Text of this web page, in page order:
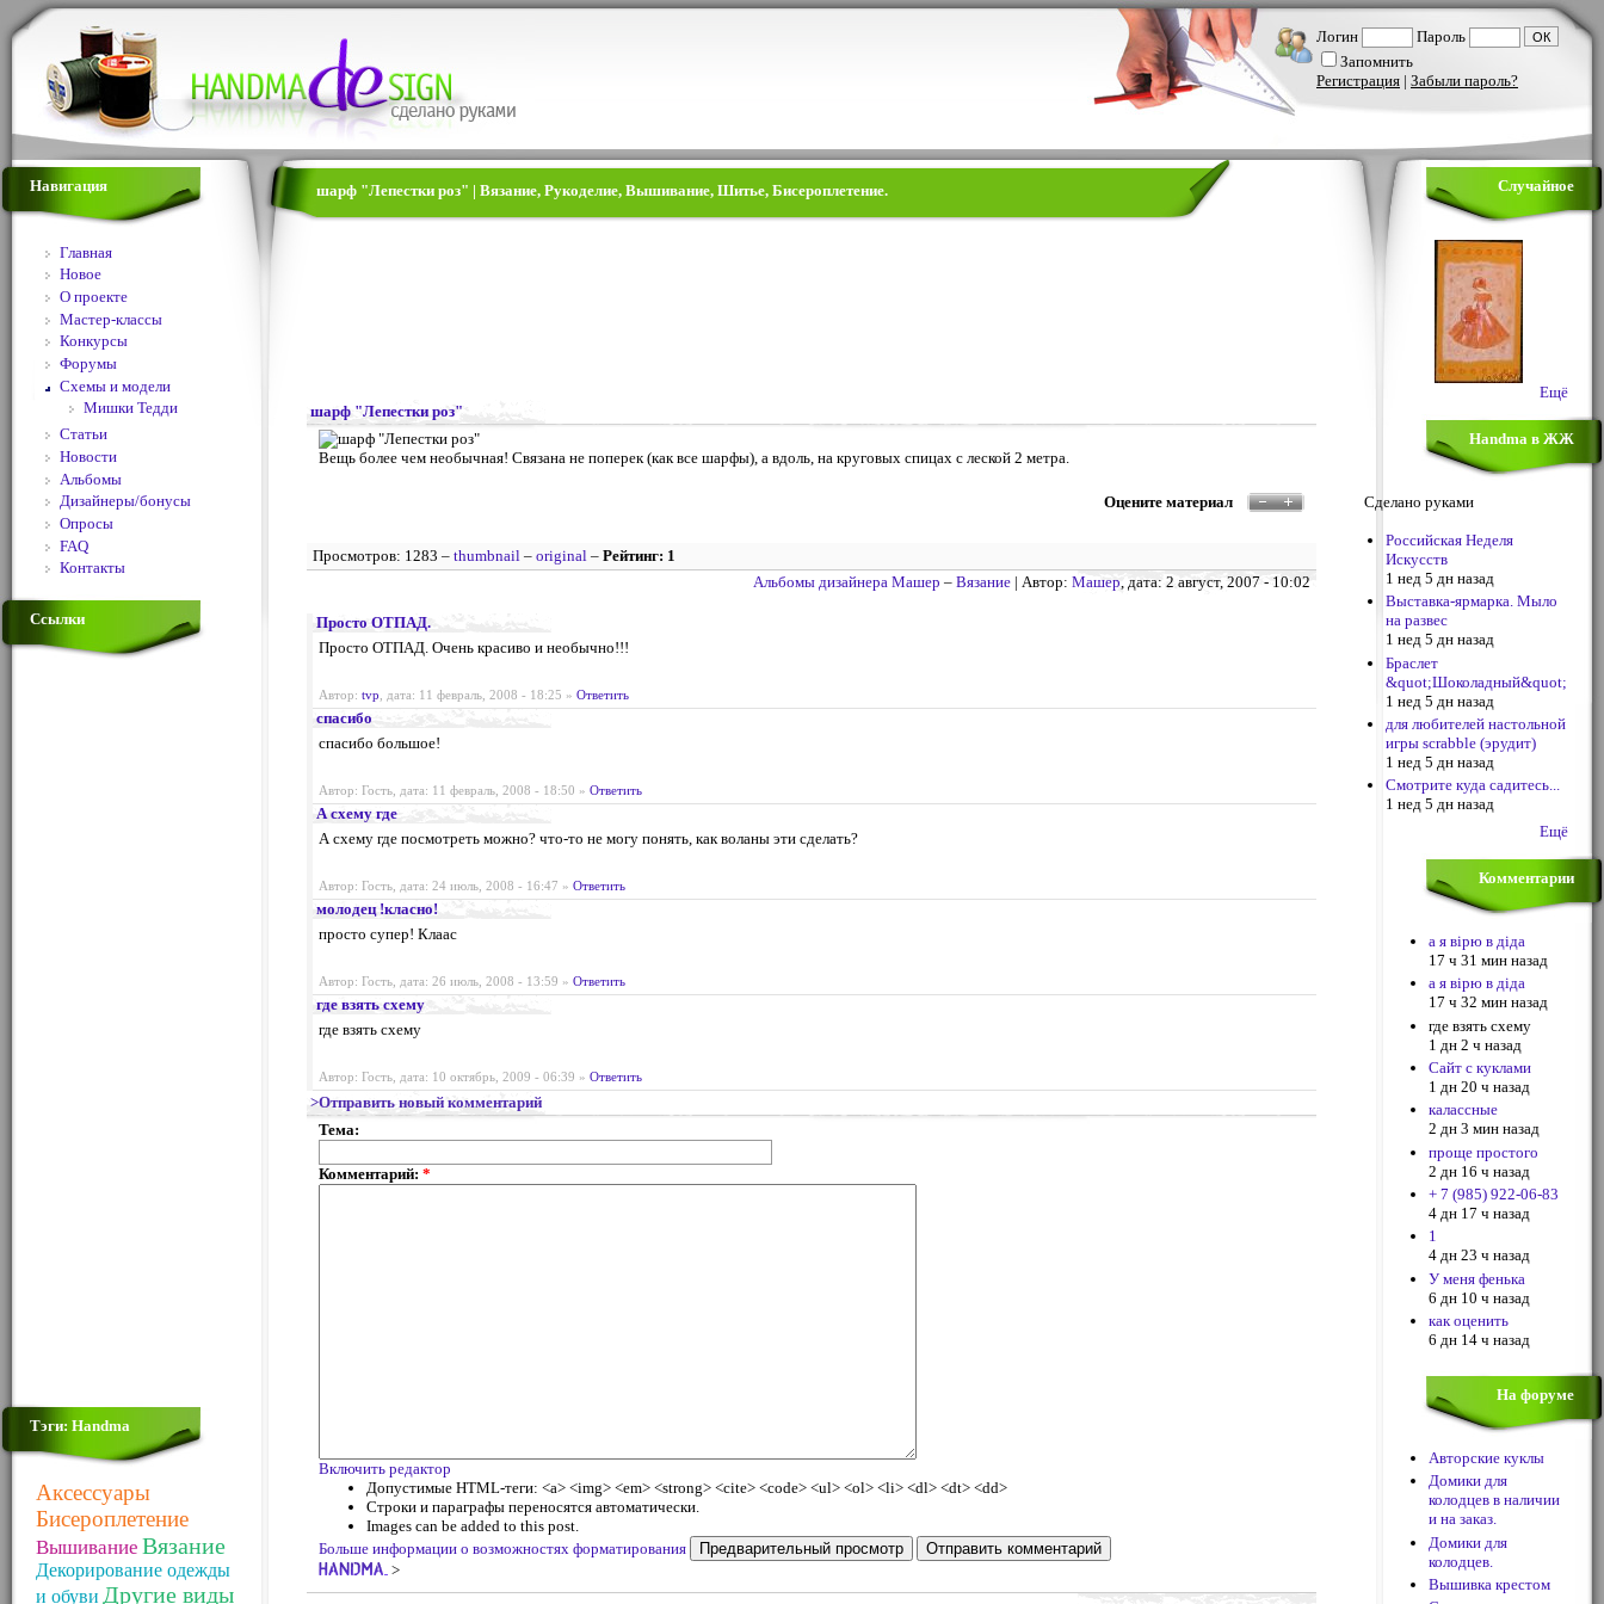
Логин
Пароль
Запомнить
Регистрация | Забыли пароль?
Навигация
Главная
Новое
О проекте
Мастер-классы
Конкурсы
Форумы
Схемы и модели
Мишки Тедди
Статьи
Новости
Альбомы
Дизайнеры/бонусы
Опросы
FAQ
Контакты
Ссылки
Тэги: Handma
Аксессуары
Бисероплетение
Вышивание Вязание
Декорирование одежды
и обуви Другие виды
шарф "Лепестки роз" | Вязание, Рукоделие, Вышивание, Шитье, Бисероплетение.
шарф "Лепестки роз"
Вещь более чем необычная! Связана не поперек (как все шарфы), а вдоль, на круговых спицах с леской 2 метра.
Оцените материал
Просмотров: 1283 – thumbnail – original – Рейтинг: 1
Альбомы дизайнера Машер – Вязание | Автор: Машер, дата: 2 август, 2007 - 10:02
Просто ОТПАД.
Просто ОТПАД. Очень красиво и необычно!!!
Автор: tvp , дата: 11 февраль, 2008 - 18:25 » Ответить
спасибо
спасибо большое!
Автор: Гость, дата: 11 февраль, 2008 - 18:50 » Ответить
А схему где
А схему где посмотреть можно? что-то не могу понять, как воланы эти сделать?
Автор: Гость, дата: 24 июль, 2008 - 16:47 » Ответить
молодец !класно!
просто супер! Клаас
Автор: Гость, дата: 26 июль, 2008 - 13:59 » Ответить
где взять схему
где взять схему
Автор: Гость, дата: 10 октябрь, 2009 - 06:39 » Ответить
>Отправить новый комментарий
Тема:
Комментарий: *
Включить редактор
Допустимые HTML-теги: <a> <img> <em> <strong> <cite> <code> <ul> <ol> <li> <dl> <dt> <dd>
Строки и параграфы переносятся автоматически.
Images can be added to this post.
Больше информации о возможностях форматирования
>
Случайное
Ещё
Handma в ЖЖ
Сделано руками
Российская Неделя
Искусств
1 нед 5 дн назад
Выставка-ярмарка. Мыло
на развес
1 нед 5 дн назад
Браслет
&quot;Шоколадный&quot;
1 нед 5 дн назад
для любителей настольной
игры scrabble (эрудит)
1 нед 5 дн назад
Смотрите куда садитесь...
1 нед 5 дн назад
Ещё
Комментарии
а я вірю в діда
17 ч 31 мин назад
а я вірю в діда
17 ч 32 мин назад
где взять схему
1 дн 2 ч назад
Сайт с куклами
1 дн 20 ч назад
калассные
2 дн 3 мин назад
проще простого
2 дн 16 ч назад
+ 7 (985) 922-06-83
4 дн 17 ч назад
1
4 дн 23 ч назад
У меня фенька
6 дн 10 ч назад
как оценить
6 дн 14 ч назад
На форуме
Авторские куклы
Домики для
колодцев в наличии
и на заказ.
Домики для
колодцев.
Вышивка крестом